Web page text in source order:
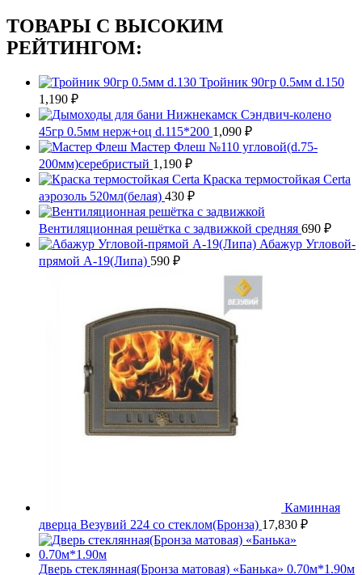
ТОВАРЫ С ВЫСОКИМ
РЕЙТИНГОМ:
Тройник 90гр 0.5мм d.150
1,190 ₽
Сэндвич-колено
45гр 0.5мм нерж+оц d.115*200 1,090 ₽
Мастер Флеш №110 угловой(d.75-
200мм)серебристый 1,190 ₽
Краска термостойкая Certa
аэрозоль 520мл(белая) 430 ₽
Вентиляционная решётка с задвижкой средняя 690 ₽
Абажур Угловой-
прямой А-19(Липа) 590 ₽
Каминная
дверца Везувий 224 со стеклом(Бронза) 17,830 ₽
Дверь стеклянная(Бронза матовая) «Банька» 0.70м*1.90м